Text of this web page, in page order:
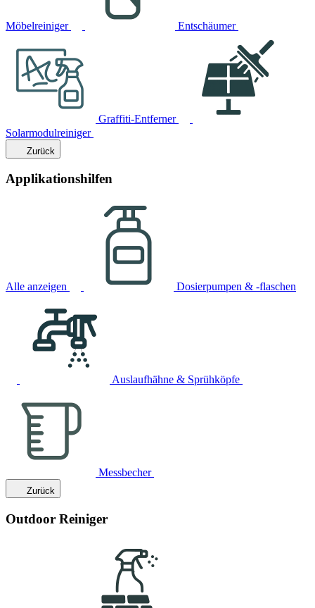
Möbelreiniger Entschäumer
Graffiti-Entferner
Solarmodulreiniger
Zurück
Applikationshilfen
Alle anzeigen Dosierpumpen & -flaschen
Auslaufhähne & Sprühköpfe
Messbecher
Zurück
Outdoor Reiniger